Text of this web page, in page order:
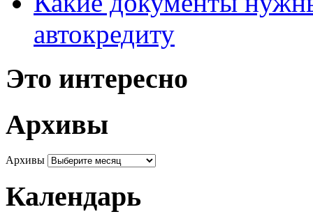
автокредиту
Это интересно
Архивы
Архивы
Календарь